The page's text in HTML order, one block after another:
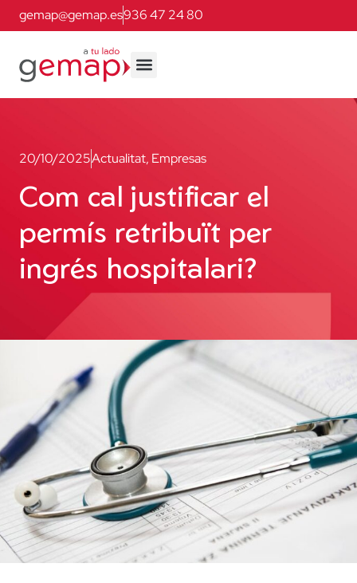
gemap@gemap.es936 47 24 80
20/10/2025Actualitat, Empresas
Com cal justificar el
permís retribuït per
ingrés hospitalari?